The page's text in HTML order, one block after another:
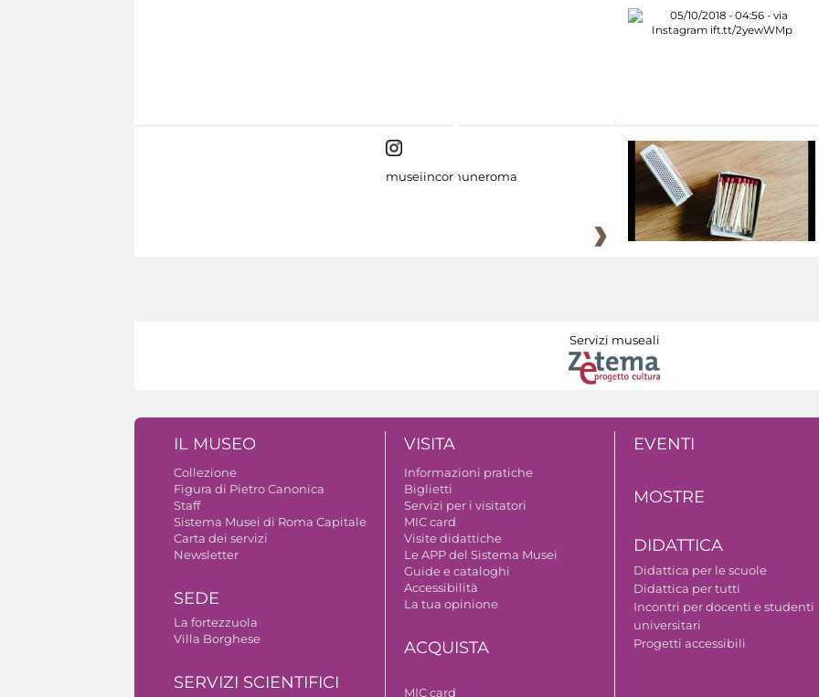
museiincomuneroma
Servizi museali
IL MUSEO
Collezione
Figura di Pietro Canonica
Staff
Sistema Musei di Roma Capitale
Carta dei servizi
Newsletter
SEDE
La fortezzuola
Villa Borghese
SERVIZI SCIENTIFICI
VISITA
Informazioni pratiche
Biglietti
Servizi per i visitatori
MIC card
Visite didattiche
Le APP del Sistema Musei
Guide e cataloghi
Accessibilità
La tua opinione
ACQUISTA
MIC card
EVENTI
MOSTRE
DIDATTICA
Didattica per le scuole
Didattica per tutti
Incontri per docenti e studenti
universitari
Progetti accessibili